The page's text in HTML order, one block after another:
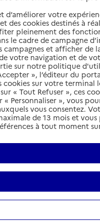
de L'Île-d'Yeu
d’améliorer votre
des cookies destinés à
pleinement des
le cadre de campagne
campagnes et afficher de
votre navigation et de
sur notre politique
», l’éditeur du
cookies sur votre terminal
« Tout Refuser », ces
« Personnaliser », vous
vous consentez.
de 13 mois et
à tout moment